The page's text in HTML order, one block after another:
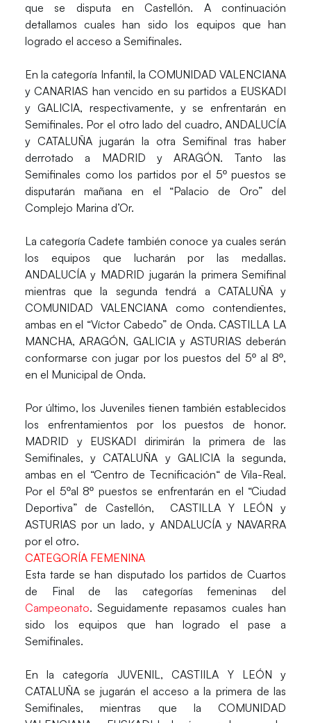
que se disputa en Castellón. A continuación
detallamos cuales han sido los equipos que han
logrado el acceso a Semifinales.
En la categoría Infantil, la COMUNIDAD VALENCIANA
y CANARIAS han vencido en su partidos a EUSKADI
y GALICIA, respectivamente, y se enfrentarán en
Semifinales. Por el otro lado del cuadro, ANDALUCÍA
y CATALUÑA jugarán la otra Semifinal tras haber
derrotado a MADRID y ARAGÓN. Tanto las
Semifinales como los partidos por el 5º puestos se
disputarán mañana en el “Palacio de Oro” del
Complejo Marina d’Or.
La categoría Cadete también conoce ya cuales serán
los equipos que lucharán por las medallas.
ANDALUCÍA y MADRID jugarán la primera Semifinal
mientras que la segunda tendrá a CATALUÑA y
COMUNIDAD VALENCIANA como contendientes,
ambas en el “Víctor Cabedo” de Onda. CASTILLA LA
MANCHA, ARAGÓN, GALICIA y ASTURIAS deberán
conformarse con jugar por los puestos del 5º al 8º,
en el Municipal de Onda.
Por último, los Juveniles tienen también establecidos
los enfrentamientos por los puestos de honor.
MADRID y EUSKADI dirimirán la primera de las
Semifinales, y CATALUÑA y GALICIA la segunda,
ambas en el “Centro de Tecnificación“ de Vila-Real.
Por el 5ºal 8º puestos se enfrentarán en el “Ciudad
Deportiva” de Castellón, CASTILLA Y LEÓN y
ASTURIAS por un lado, y ANDALUCÍA y NAVARRA
por el otro.
CATEGORÍA FEMENINA
Esta tarde se han disputado los partidos de Cuartos
de Final de las categorías femeninas del
Campeonato. Seguidamente repasamos cuales han
sido los equipos que han logrado el pase a
Semifinales.
En la categoría JUVENIL, CASTIILA Y LEÓN y
CATALUÑA se jugarán el acceso a la primera de las
Semifinales, mientras que la COMUNIDAD